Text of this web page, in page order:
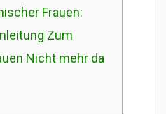
Frauen:
Zum
Nicht mehr da